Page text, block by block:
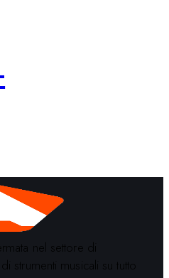
nel settore di
strumenti musicali su tutto